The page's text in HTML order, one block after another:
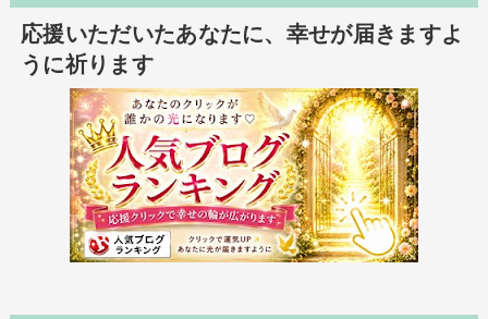
応援いただいたあなたに、幸せが届きますよ
うに祈ります